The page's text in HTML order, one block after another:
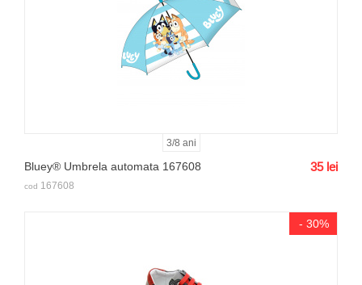
3/8 ani
Bluey® Umbrela automata 167608 35 lei
cod 167608
- 30%